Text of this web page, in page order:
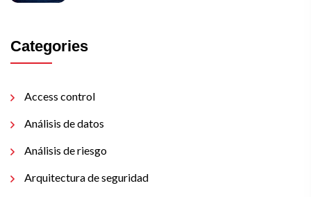
Categories
Access control
Análisis de datos
Análisis de riesgo
Arquitectura de seguridad